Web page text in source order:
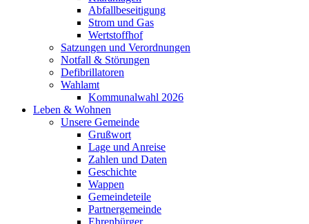
Abfallbeseitigung
Strom und Gas
Wertstoffhof
Satzungen und Verordnungen
Notfall & Störungen
Defibrillatoren
Wahlamt
Kommunalwahl 2026
Leben & Wohnen
Unsere Gemeinde
Grußwort
Lage und Anreise
Zahlen und Daten
Geschichte
Wappen
Gemeindeteile
Partnergemeinde
Ehrenbürger